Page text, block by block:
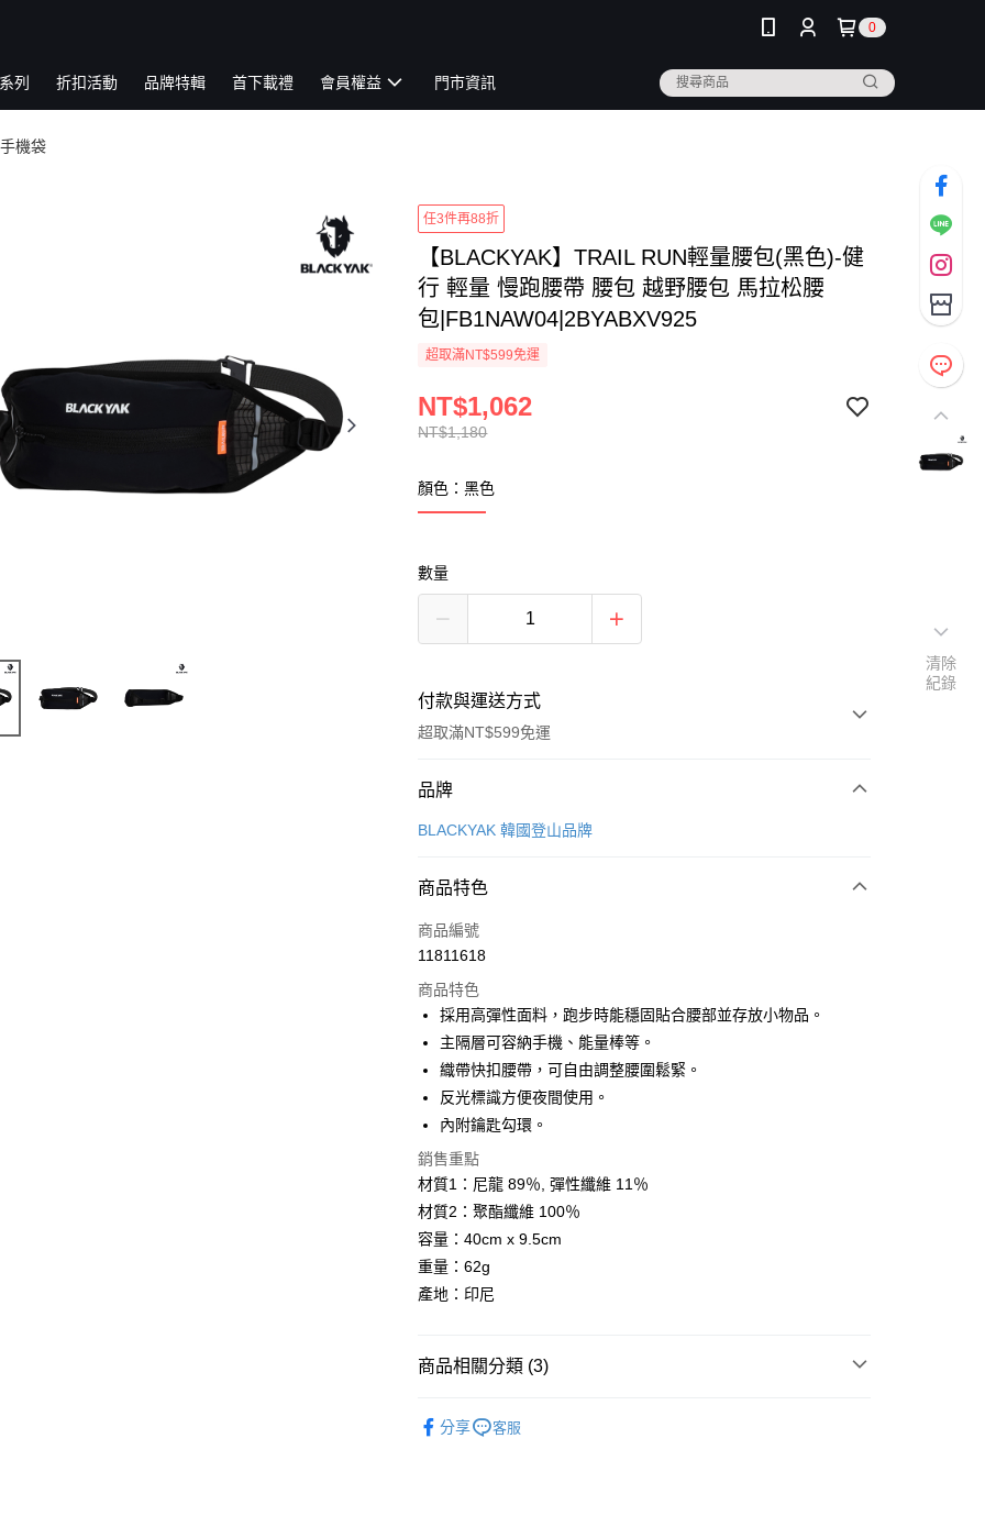
0
列 折扣活動 品牌特輯 首下載禮 會員權益 門市資訊
機袋
任3件再88折
【BLACKYAK】TRAIL RUN輕量腰包(黑色)-健
行 輕量 慢跑腰帶 腰包 越野腰包 馬拉松腰
包|FB1NAW04|2BYABXV925
超取滿NT$599免運
NT$1,180
NT$1,062
顏色：黑色
數量
付款與運送方式
超取滿NT$599免運
付款方式
信用卡一次付款
Apple Pay
街口支付
悠遊付
Google Pay
全盈+PAY
AFTEE先享後付
相關說明
【關於「AFTEE先享後付」】
AFTEE先享後付是「在收到商品之後才付款」的支付方式。 讓您購物簡單
便利好安心！
１．簡單：不需註冊會員、不需綁卡、不需儲值。
３．安心：先確認商品／服務後，再付款。
１．於結帳方式選擇「AFTEE先享後付」後，將跳轉至「AFTEE先享後
付」結帳頁面，進行簡訊認證並確認金額後，即可完成結帳。
３．收到繳費通知簡訊後14天內，點擊此簡訊中的連結，可透過四大超商
／ATM／網路銀行／等多元方式進行付款，方視為交易完成。
ATM付款
運送方式
每筆NT$60，滿NT$599(含以上)免運費
每筆NT$60，滿NT$599(含以上)免運費
品牌
BLACKYAK 韓國登山品牌
商品特色
商品編號
11811618
商品特色
採用高彈性面料，跑步時能穩固貼合腰部並存放小物品。
主隔層可容納手機、能量棒等。
織帶快扣腰帶，可自由調整腰圍鬆緊。
反光標識方便夜間使用。
內附鑰匙勾環。
銷售重點
材質1：尼龍 89％, 彈性纖維 11％
材質2：聚酯纖維 100％
容量：40cm x 9.5cm
重量：62g
產地：印尼
商品相關分類 (3)
分享 客服
清除
紀錄